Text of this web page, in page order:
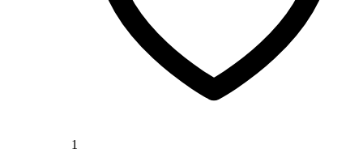
1